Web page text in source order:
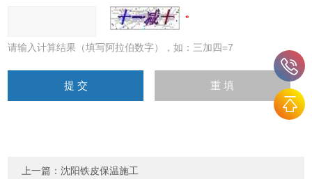
请输入计算结果（填写阿拉伯数字），如：三加四=7
上一篇：沈阳铁皮保温施工